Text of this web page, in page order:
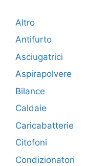
Altro
Antifurto
Asciugatrici
Aspirapolvere
Bilance
Caldaie
Caricabatterie
Citofoni
Condizionatori